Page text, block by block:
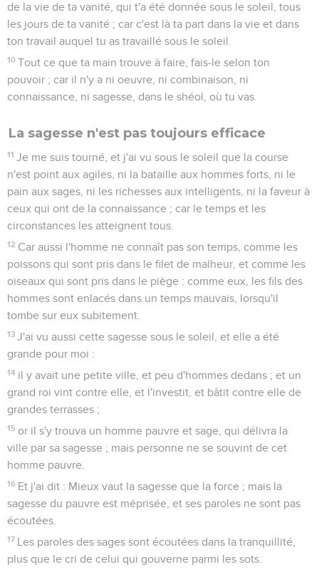
de la vie de ta vanité, qui t'a été donnée sous le soleil, tous
les jours de ta vanité ; car c'est là ta part dans la vie et dans
ton travail auquel tu as travaillé sous le soleil.
10 Tout ce que ta main trouve à faire, fais-le selon ton
pouvoir ; car il n'y a ni oeuvre, ni combinaison, ni
connaissance, ni sagesse, dans le shéol, où tu vas.
La sagesse n'est pas toujours efficace
11 Je me suis tourné, et j'ai vu sous le soleil que la course
n'est point aux agiles, ni la bataille aux hommes forts, ni le
pain aux sages, ni les richesses aux intelligents, ni la faveur à
ceux qui ont de la connaissance ; car le temps et les
circonstances les atteignent tous.
12 Car aussi l'homme ne connaît pas son temps, comme les
poissons qui sont pris dans le filet de malheur, et comme les
oiseaux qui sont pris dans le piège : comme eux, les fils des
hommes sont enlacés dans un temps mauvais, lorsqu'il
tombe sur eux subitement.
13 J'ai vu aussi cette sagesse sous le soleil, et elle a été
grande pour moi :
14 il y avait une petite ville, et peu d'hommes dedans ; et un
grand roi vint contre elle, et l'investit, et bâtit contre elle de
grandes terrasses ;
15 or il s'y trouva un homme pauvre et sage, qui délivra la
ville par sa sagesse ; mais personne ne se souvint de cet
homme pauvre.
16 Et j'ai dit : Mieux vaut la sagesse que la force ; mais la
sagesse du pauvre est méprisée, et ses paroles ne sont pas
écoutées.
17 Les paroles des sages sont écoutées dans la tranquillité,
plus que le cri de celui qui gouverne parmi les sots.